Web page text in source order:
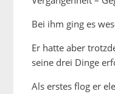
Bei ihm ging es
Er hatte aber
seine drei Dinge
Als erstes flog er